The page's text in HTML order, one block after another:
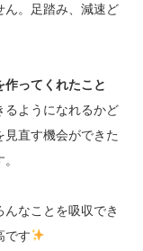
ん。足踏み、減速ど
ってくれたこと
るようになれるかど
直す機会ができた
なことを吸収でき
です